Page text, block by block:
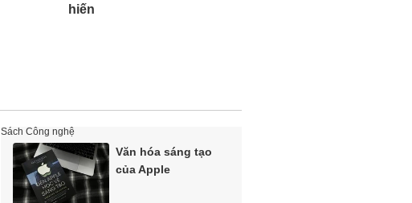
hiến
Sách Công nghệ
Văn hóa sáng tạo
của Apple